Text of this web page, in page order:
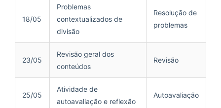
18/05
Problemas
contextualizados de
divisão
Resolução de
problemas
23/05
Revisão geral dos
conteúdos
Revisão
25/05
Atividade de
autoavaliação e reflexão
Autoavaliação